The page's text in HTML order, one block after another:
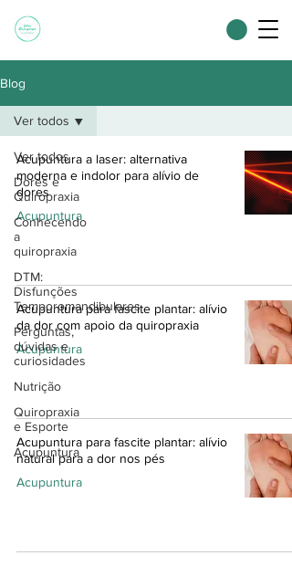
Blog
Ver todos
Dores e
Quiropraxia
Conhecendo
a
quiropraxia
DTM:
Disfunções
Temporomandibulares
Perguntas,
dúvidas e
curiosidades
Nutrição
Quiropraxia
e Esporte
Acupuntura
Ver todos
Acupuntura a laser: alternativa
moderna e indolor para alívio de
dores
Acupuntura
Acupuntura para fascite plantar: alívio
da dor com apoio da quiropraxia
Acupuntura
Acupuntura para fascite plantar: alívio
natural para a dor nos pés
Acupuntura